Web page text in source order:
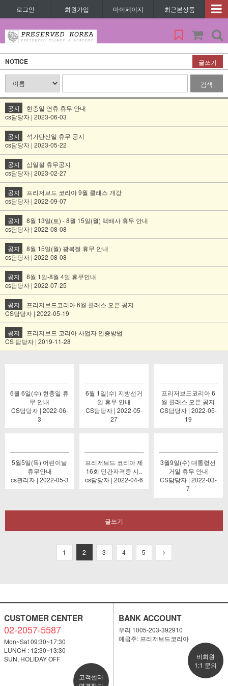
로그인 회원가입 마이페이지 최근본상품
NOTICE 글쓰기
검색
공지
현충일 연휴 휴무 안내
cs담당자 | 2023-06-03
공지
석가탄신일 휴무 공지
cs담당자 | 2023-05-22
공지
삼일절 휴무공지
cs담당자 | 2023-02-27
공지
프리저브드 코리아 9월 클래스 개강
cs담당자 | 2022-09-07
공지
8월 13일(토) - 8월 15일(월) 택배사 휴무 안내
cs담당자 | 2022-08-08
공지
8월 15일(월) 광복절 휴무 안내
cs담당자 | 2022-08-08
공지
8월 1일-8월 4일 휴무안내
cs담당자 | 2022-07-25
공지
프리저브드코리아 6월 클래스 오픈 공지
CS담당자 | 2022-05-19
공지
프리저브드 코리아 사업자 인증방법
CS 담당자 | 2019-11-28
6월 6일(수) 현충일 휴
무 안내
CS담당자 | 2022-06-
3
6월 1일(수) 지방선거
일 휴무 안내
CS담당자 | 2022-05-
27
프리저브드코리아 6
월 클래스 오픈 공지
CS담당자 | 2022-05-
19
5월5일(목) 어린이날
휴무안내
cs관리자 | 2022-05-3
프리저브드 코리아 제
16회 민간자격증 시..
cs담당자 | 2022-04-6
3월9일(수) 대통령선
거일 휴무 안내
CS담당자 | 2022-03-
7
글쓰기
1 2 3 4 5
CUSTOMER CENTER
02-2057-5587
Mon~Sat 09:30~17:30
LUNCH : 12:30~13:30
SUN, HOLIDAY OFF
고객센터
BANK ACCOUNT
우리 1005-203-392910
예금주: 프리저브드코리아
비회원
1:1 문의